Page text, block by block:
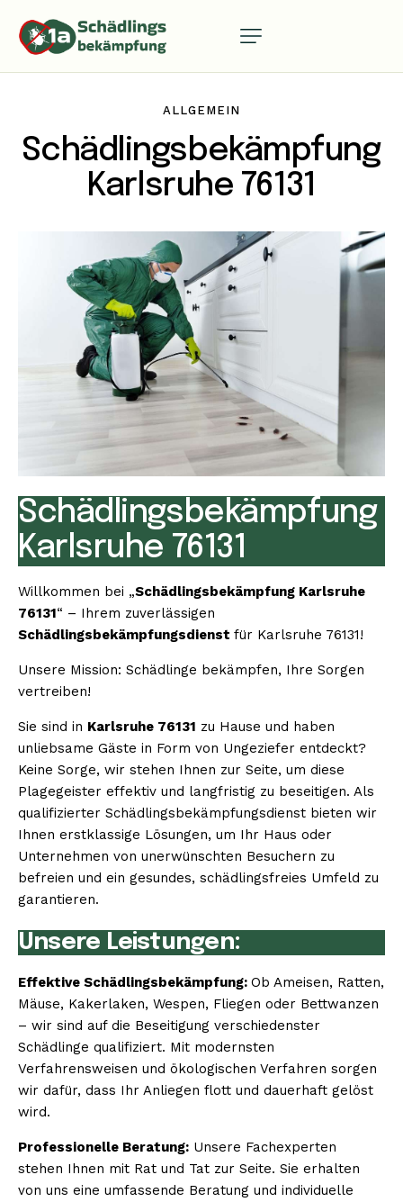
ALLGEMEIN
Schädlingsbekämpfung
Karlsruhe 76131
Schädlingsbekämpfung
Karlsruhe 76131
Willkommen bei „Schädlingsbekämpfung Karlsruhe
76131“ – Ihrem zuverlässigen
Schädlingsbekämpfungsdienst für Karlsruhe 76131!
Unsere Mission: Schädlinge bekämpfen, Ihre Sorgen
vertreiben!
Sie sind in Karlsruhe 76131 zu Hause und haben
unliebsame Gäste in Form von Ungeziefer entdeckt?
Keine Sorge, wir stehen Ihnen zur Seite, um diese
Plagegeister effektiv und langfristig zu beseitigen. Als
qualifizierter Schädlingsbekämpfungsdienst bieten wir
Ihnen erstklassige Lösungen, um Ihr Haus oder
Unternehmen von unerwünschten Besuchern zu
befreien und ein gesundes, schädlingsfreies Umfeld zu
garantieren.
Unsere Leistungen:
Effektive Schädlingsbekämpfung: Ob Ameisen, Ratten,
Mäuse, Kakerlaken, Wespen, Fliegen oder Bettwanzen
– wir sind auf die Beseitigung verschiedenster
Schädlinge qualifiziert. Mit modernsten
Verfahrensweisen und ökologischen Verfahren sorgen
wir dafür, dass Ihr Anliegen flott und dauerhaft gelöst
wird.
Professionelle Beratung: Unsere Fachexperten
stehen Ihnen mit Rat und Tat zur Seite. Sie erhalten
von uns eine umfassende Beratung und individuelle